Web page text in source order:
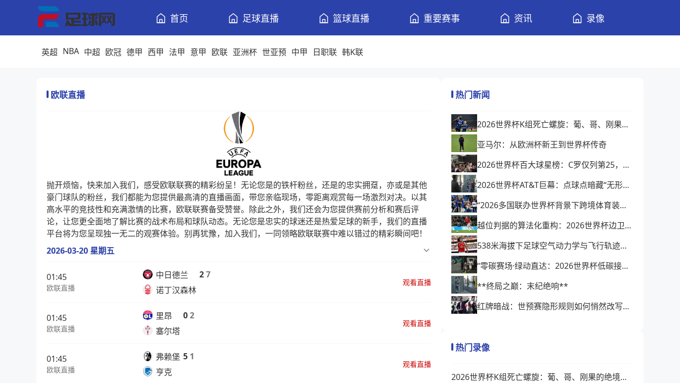
首页 足球直播 篮球直播 重要赛事 资讯 录像
英超 NBA 中超 欧冠 德甲 西甲 法甲 意甲 欧联 亚洲杯 世亚预 中甲 日职联 韩K联
欧联直播
抛开烦恼，快来加入我们，感受欧联联赛的精彩纷呈！无论您是的铁杆粉丝，还是的忠实拥趸，亦或是其他
豪门球队的粉丝，我们都能为您提供最高清的直播画面，带您亲临现场，零距离观赏每一场激烈对决。以其
高水平的竞技性和充满激情的比赛，欧联联赛备受赞誉。除此之外，我们还会为您提供赛前分析和赛后评
论，让您更全面地了解比赛的战术布局和球队动态。无论您是忠实的球迷还是热爱足球的新手，我们的直播
平台将为您呈现独一无二的观赛体验。别再犹豫，加入我们，一同领略欧联联赛中难以错过的精彩瞬间吧！
2026-03-20 星期五
01:45
欧联直播
中日德兰
诺丁汉森林
27
观看直播
01:45
欧联直播
里昂
塞尔塔
02
观看直播
01:45
欧联直播
弗赖堡
亨克
5 1
观看直播
热门新闻
2026世界杯K组死亡螺旋：葡、哥、刚果的绝境绞杀
亚马尔：从欧洲杯新王到世界杯传奇
2026世界杯百大球星榜：C罗仅列第25，是实力下降还是榜单缺乏公信力？
2026世界杯AT&T巨幕：点球点暗藏“无形屏障”
“2026多国联办世界杯背景下跨境体育装备物流的效能障碍与系统性提升路径”
越位判据的算法化重构：2026世界杯边卫前插时机与裁判科技辅助决策的演进逻辑
538米海拔下足球空气动力学与飞行轨迹的微扰动研究——以2026世界杯BBVA球场为例
“零碳赛场·绿动直达：2026世界杯低碳接驳方案”
**终局之巅：末纪绝响**
红牌暗战：世预赛隐形规则如何悄然改写2026世界杯阵容格局
热门录像
2026世界杯K组死亡螺旋：葡、哥、刚果的绝境绞杀